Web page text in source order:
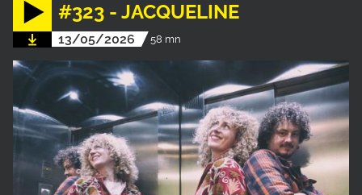
#323 - JACQUELINE
13/05/2026 58 mn